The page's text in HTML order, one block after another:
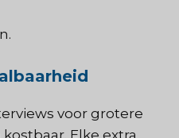
voor grotere